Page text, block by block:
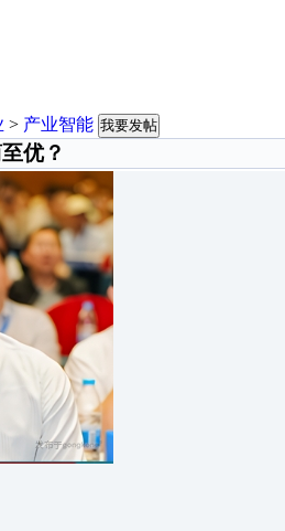
> 产业智能 我要发帖
优？